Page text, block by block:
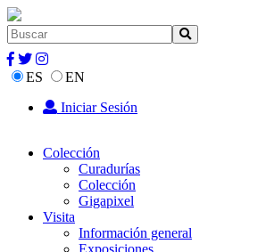
ES
EN
Iniciar Sesión
Colección
Curadurías
Colección
Gigapixel
Visita
Información general
Exposiciones